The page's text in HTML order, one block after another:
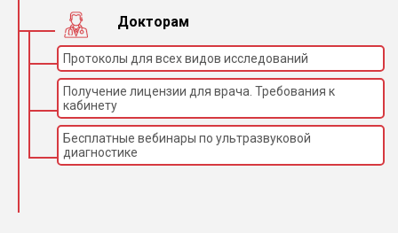
Докторам
Протоколы для всех видов исследований
Получение лицензии для врача. Требования к
кабинету
Бесплатные вебинары по ультразвуковой
диагностике